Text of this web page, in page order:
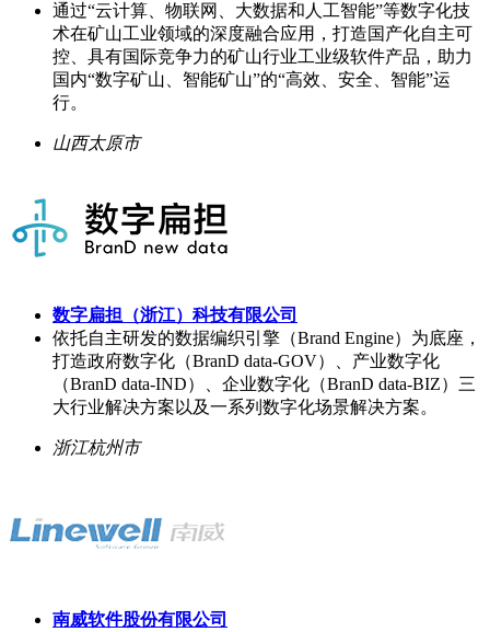
通过“云计算、物联网、大数据和人工智能”等数字化技
术在矿山工业领域的深度融合应用，打造国产化自主可
控、具有国际竞争力的矿山行业工业级软件产品，助力
国内“数字矿山、智能矿山”的“高效、安全、智能”运
行。
山西太原市
数字扁担（浙江）科技有限公司
依托自主研发的数据编织引擎（Brand Engine）为底座，
打造政府数字化（BranD data-GOV）、产业数字化
（BranD data-IND）、企业数字化（BranD data-BIZ）三
大行业解决方案以及一系列数字化场景解决方案。
浙江杭州市
南威软件股份有限公司